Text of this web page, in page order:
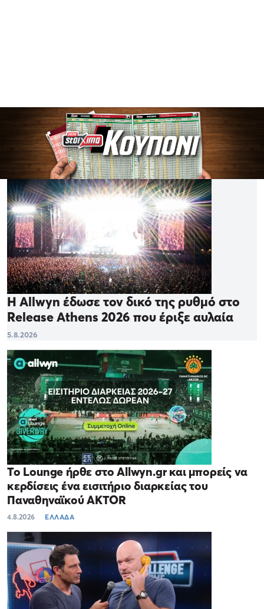
Η Allwyn έδωσε τον δικό της ρυθμό στο
Release Athens 2026 που έριξε αυλαία
5.8.2026
Το Lounge ήρθε στο Allwyn.gr και μπορείς να
κερδίσεις ένα εισιτήριο διαρκείας του
Παναθηναϊκού AKTOR
4.8.2026 ΕΛΛΑΔΑ